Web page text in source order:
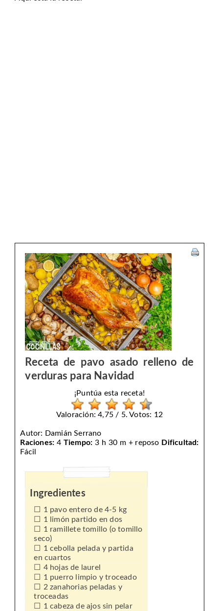
Receta de pavo asado relleno de
verduras para Navidad
¡Puntúa esta receta!
Valoración: 4,75 / 5. Votos: 12
Autor: Damián Serrano
Raciones: 4 Tiempo: 3 h 30 m + reposo Dificultad:
Fácil
Ingredientes
1 pavo entero de 4-5 kg
1 limón partido en dos
1 ramillete tomillo (o tomillo
seco)
1 cebolla pelada y partida
en cuartos
4 hojas de laurel
1 puerro limpio y troceado
2 zanahorias peladas y
troceadas
1 cabeza de ajos sin pelar